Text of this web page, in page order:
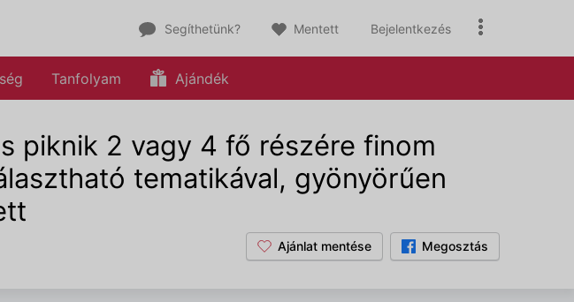
Segíthetünk? Mentett Bejelentkezés
Tanfolyam Ajándék
piknik 2 vagy 4 fő részére finom
tematikával, gyönyörűen
Megosztás
Ajánlat mentése